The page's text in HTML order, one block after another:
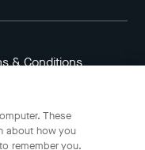
& Conditions
These
about how you
remember you.